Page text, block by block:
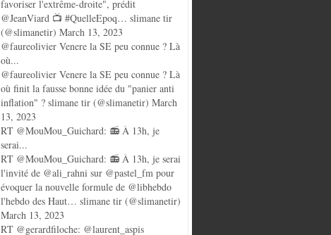
favoriser l'extrême-droite", prédit
@JeanViard 📺 #QuelleEpoq… slimane tir
(@slimanetir) March 13, 2023
@faureolivier Venere la SE peu connue ? Là
où...
@faureolivier Venere la SE peu connue ? Là
où finit la fausse bonne idée du "panier anti
inflation" ? slimane tir (@slimanetir) March
13, 2023
RT @MouMou_Guichard: 📻 À 13h, je
serai...
RT @MouMou_Guichard: 📻 À 13h, je serai
l'invité de @ali_rahni sur @pastel_fm pour
évoquer la nouvelle formule de @libhebdo
l'hebdo des Haut… slimane tir (@slimanetir)
March 13, 2023
RT @gerardfiloche: @laurent_aspis